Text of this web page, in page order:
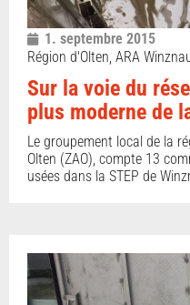
1. septembre 2015
Région d'Olten, ARA
Sur la voie du
plus moderne de
Le groupement local de la
Olten (ZAO), compte 13
usées dans la STEP de